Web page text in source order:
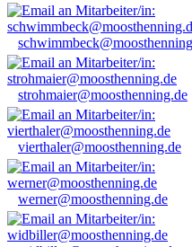
strohmaier@moosthenning.de
vierthaler@moosthenning.de
werner@moosthenning.de